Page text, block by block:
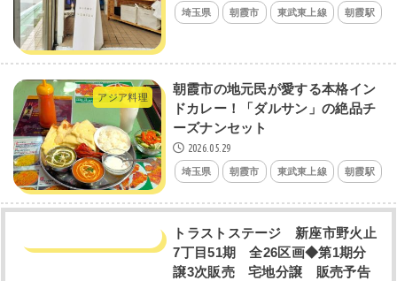
埼玉県 朝霞市 東武東上線 朝霞駅
アジア料理
朝霞市の地元民が愛する本格イン
ドカレー！「ダルサン」の絶品チ
ーズナンセット
2026.05.29
埼玉県 朝霞市 東武東上線 朝霞駅
トラストステージ 新座市野火止
7丁目51期 全26区画◆第1期分
譲3次販売 宅地分譲 販売予告